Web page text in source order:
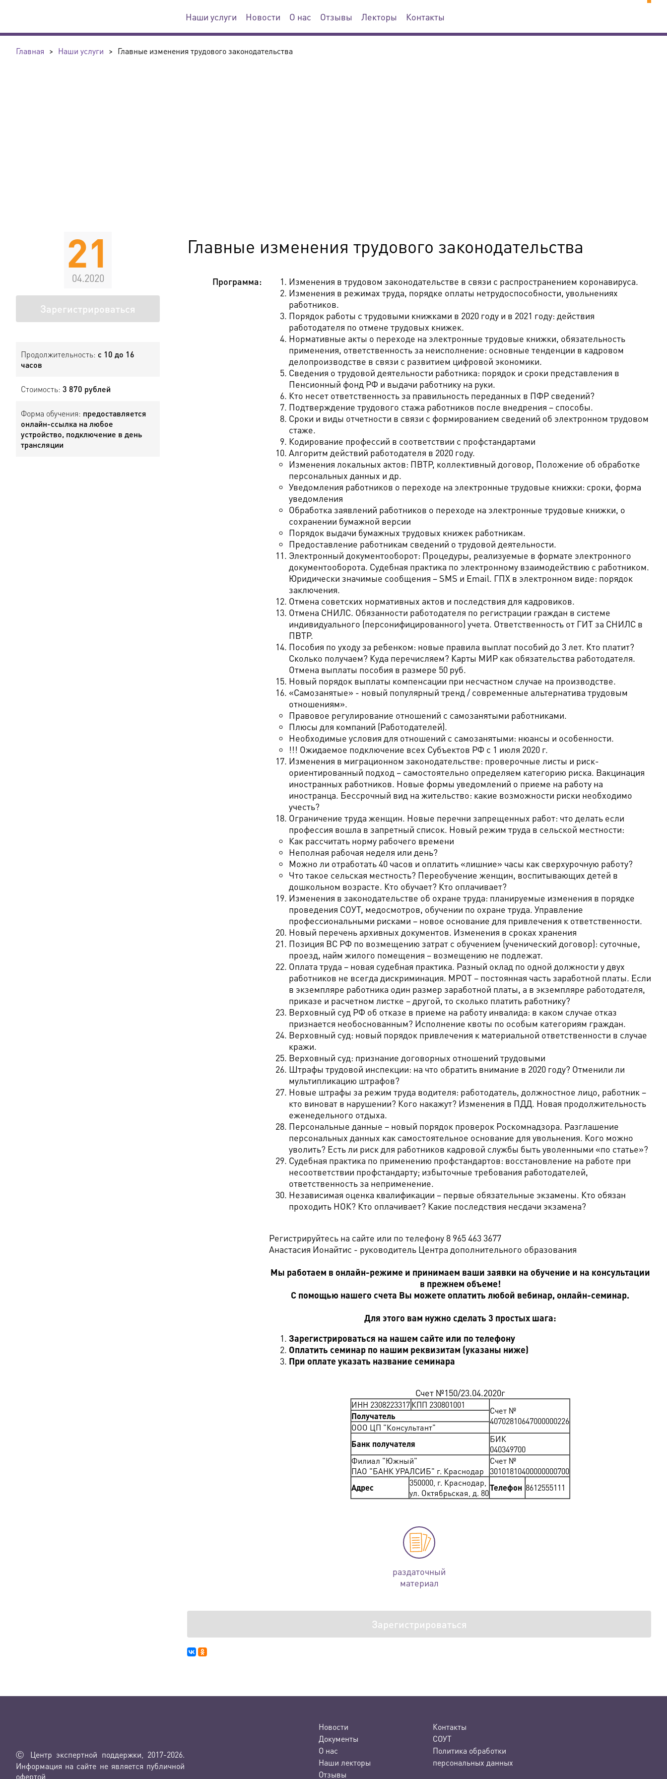
Наши услуги Новости О нас Отзывы Лекторы Контакты
Главная > Наши услуги > Главные изменения трудового законодательства
21
04.2020
Зарегистрироваться
Продолжительность: с 10 до 16
часов
Стоимость: 3 870 рублей
Форма обучения: предоставляется
онлайн-ссылка на любое
устройство, подключение в день
трансляции
Главные изменения трудового законодательства
Программа:
Изменения в трудовом законодательстве в связи с распространением коронавируса.
Изменения в режимах труда, порядке оплаты нетрудоспособности, увольнениях
работников.
Порядок работы с трудовыми книжками в 2020 году и в 2021 году: действия
работодателя по отмене трудовых книжек.
Нормативные акты о переходе на электронные трудовые книжки, обязательность
применения, ответственность за неисполнение: основные тенденции в кадровом
делопроизводстве в связи с развитием цифровой экономики.
Сведения о трудовой деятельности работника: порядок и сроки представления в
Пенсионный фонд РФ и выдачи работнику на руки.
Кто несет ответственность за правильность переданных в ПФР сведений?
Подтверждение трудового стажа работников после внедрения – способы.
Сроки и виды отчетности в связи с формированием сведений об электронном трудовом
стаже.
Кодирование профессий в соответствии с профстандартами
Алгоритм действий работодателя в 2020 году.
Изменения локальных актов: ПВТР, коллективный договор, Положение об обработке
персональных данных и др.
Уведомления работников о переходе на электронные трудовые книжки: сроки, форма
уведомления
Обработка заявлений работников о переходе на электронные трудовые книжки, о
сохранении бумажной версии
Порядок выдачи бумажных трудовых книжек работникам.
Предоставление работникам сведений о трудовой деятельности.
Электронный документооборот: Процедуры, реализуемые в формате электронного
документооборота. Судебная практика по электронному взаимодействию с работником.
Юридически значимые сообщения – SMS и Email. ГПХ в электронном виде: порядок
заключения.
Отмена советских нормативных актов и последствия для кадровиков.
Отмена СНИЛС. Обязанности работодателя по регистрации граждан в системе
индивидуального (персонифицированного) учета. Ответственность от ГИТ за СНИЛС в
ПВТР.
Пособия по уходу за ребенком: новые правила выплат пособий до 3 лет. Кто платит?
Сколько получаем? Куда перечисляем? Карты МИР как обязательства работодателя.
Отмена выплаты пособия в размере 50 руб.
Новый порядок выплаты компенсации при несчастном случае на производстве.
«Самозанятые» - новый популярный тренд / современные альтернатива трудовым
отношениям».
Правовое регулирование отношений с самозанятыми работниками.
Плюсы для компаний (Работодателей).
Необходимые условия для отношений с самозанятыми: нюансы и особенности.
!!! Ожидаемое подключение всех Субъектов РФ с 1 июля 2020 г.
Изменения в миграционном законодательстве: проверочные листы и риск-
ориентированный подход – самостоятельно определяем категорию риска. Вакцинация
иностранных работников. Новые формы уведомлений о приеме на работу на
иностранца. Бессрочный вид на жительство: какие возможности риски необходимо
учесть?
Ограничение труда женщин. Новые перечни запрещенных работ: что делать если
профессия вошла в запретный список. Новый режим труда в сельской местности:
Как рассчитать норму рабочего времени
Неполная рабочая неделя или день?
Можно ли отработать 40 часов и оплатить «лишние» часы как сверхурочную работу?
Что такое сельская местность? Переобучение женщин, воспитывающих детей в
дошкольном возрасте. Кто обучает? Кто оплачивает?
Изменения в законодательстве об охране труда: планируемые изменения в порядке
проведения СОУТ, медосмотров, обучении по охране труда. Управление
профессиональными рисками – новое основание для привлечения к ответственности.
Новый перечень архивных документов. Изменения в сроках хранения
Позиция ВС РФ по возмещению затрат с обучением (ученический договор): суточные,
проезд, найм жилого помещения – возмещению не подлежат.
Оплата труда – новая судебная практика. Разный оклад по одной должности у двух
работников не всегда дискриминация. МРОТ – постоянная часть заработной платы. Если
в экземпляре работника один размер заработной платы, а в экземпляре работодателя,
приказе и расчетном листке – другой, то сколько платить работнику?
Верховный суд РФ об отказе в приеме на работу инвалида: в каком случае отказ
признается необоснованным? Исполнение квоты по особым категориям граждан.
Верховный суд: новый порядок привлечения к материальной ответственности в случае
кражи.
Верховный суд: признание договорных отношений трудовыми
Штрафы трудовой инспекции: на что обратить внимание в 2020 году? Отменили ли
мультипликацию штрафов?
Новые штрафы за режим труда водителя: работодатель, должностное лицо, работник –
кто виноват в нарушении? Кого накажут? Изменения в ПДД. Новая продолжительность
еженедельного отдыха.
Персональные данные – новый порядок проверок Роскомнадзора. Разглашение
персональных данных как самостоятельное основание для увольнения. Кого можно
уволить? Есть ли риск для работников кадровой службы быть уволенными «по статье»?
Судебная практика по применению профстандартов: восстановление на работе при
несоответствии профстандарту; избыточные требования работодателей,
ответственность за неприменение.
Независимая оценка квалификации – первые обязательные экзамены. Кто обязан
проходить НОК? Кто оплачивает? Какие последствия несдачи экзамена?
Регистрируйтесь на сайте или по телефону 8 965 463 3677
Анастасия Ионайтис - руководитель Центра дополнительного образования
Мы работаем в онлайн-режиме и принимаем ваши заявки на обучение и на консультации
в прежнем объеме!
С помощью нашего счета Вы можете оплатить любой вебинар, онлайн-семинар.
Для этого вам нужно сделать 3 простых шага:
Зарегистрироваться на нашем сайте или по телефону
Оплатить семинар по нашим реквизитам (указаны ниже)
При оплате указать название семинара
Счет №150/23.04.2020г
ИНН 2308223317 КПП 230801001
Счет №
40702810647000000226
Получатель
ООО ЦП "Консультант"
Банк получателя
БИК
040349700
Филиал "Южный"
ПАО "БАНК УРАЛСИБ" г. Краснодар
Счет №
30101810400000000700
Адрес
350000, г. Краснодар,
ул. Октябрьская, д. 80
Телефон 8612555111
раздаточный
материал
Зарегистрироваться
Ⓒ Центр экспертной поддержки, 2017-2026.
Информация на сайте не является публичной
офертой
Новости
Документы
О нас
Наши лекторы
Отзывы
Контакты
СОУТ
Политика обработки
персональных данных